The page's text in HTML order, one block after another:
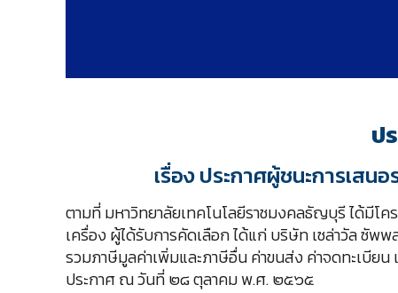
ป
เรื่อง ประกาศผู้ชนะการเสน
ตามที่ มหาวิทยาลัยเทคโนโลยีราชมงคลธัญบุรี ได้มีโค
เครื่อง ผู้ได้รับการคัดเลือก ได้แก่ บริษัท เซล่าวัล ซั
รวมภาษีมูลค่าเพิ่มและภาษีอื่น ค่าขนส่ง ค่าจดทะเบียน
ประกาศ ณ วันที่ ๒๘ ตุลาคม พ.ศ. ๒๕๖๕